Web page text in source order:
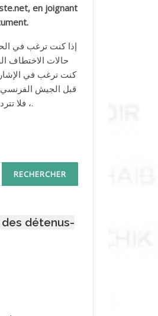
en joignant
إذا كنت ترغب في
حالات الاختطاف
كنت ترغب في
، فلا تتردد في مراسلتنا. شكرا لك مسبقا.
détenus-